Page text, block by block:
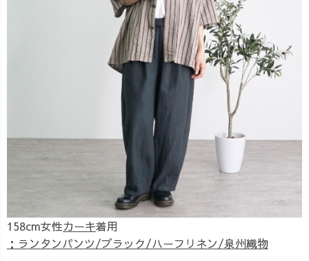
158cm女性カーキ着用
：ランタンパンツ/ブラック/ハーフリネン/泉州織物